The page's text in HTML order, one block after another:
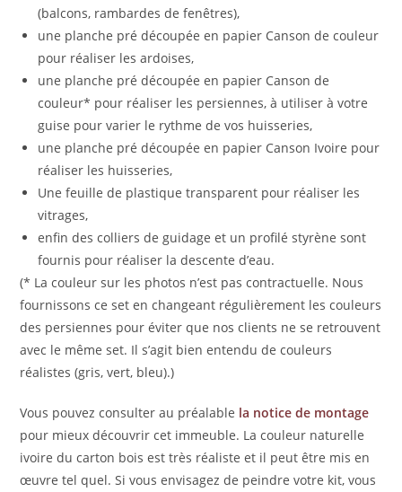
(balcons, rambardes de fenêtres),
une planche pré découpée en papier Canson de couleur
pour réaliser les ardoises,
une planche pré découpée en papier Canson de
couleur* pour réaliser les persiennes, à utiliser à votre
guise pour varier le rythme de vos huisseries,
une planche pré découpée en papier Canson Ivoire pour
réaliser les huisseries,
Une feuille de plastique transparent pour réaliser les
vitrages,
enfin des colliers de guidage et un profilé styrène sont
fournis pour réaliser la descente d’eau.
(* La couleur sur les photos n’est pas contractuelle. Nous
fournissons ce set en changeant régulièrement les couleurs
des persiennes pour éviter que nos clients ne se retrouvent
avec le même set. Il s’agit bien entendu de couleurs
réalistes (gris, vert, bleu).)
Vous pouvez consulter au préalable la notice de montage
pour mieux découvrir cet immeuble. La couleur naturelle
ivoire du carton bois est très réaliste et il peut être mis en
œuvre tel quel. Si vous envisagez de peindre votre kit, vous